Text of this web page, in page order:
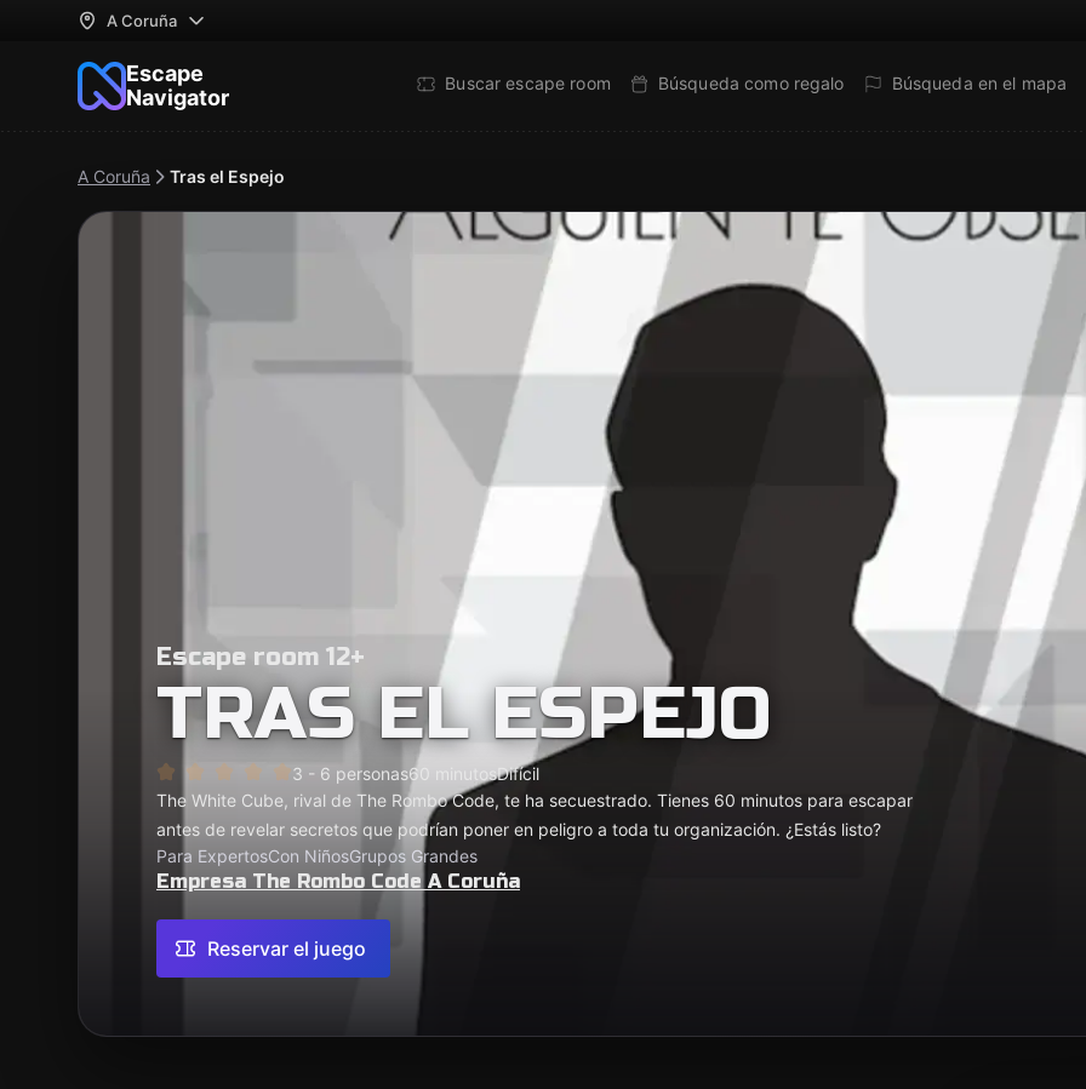
A Coruña
Escape
Navigator
Buscar escape room Búsqueda como regalo Búsqueda en el mapa
A Coruña Tras el Espejo
Escape room 12+
TRAS EL ESPEJO
3 - 6 personas60 minutosDifícil
The White Cube, rival de The Rombo Code, te ha secuestrado. Tienes 60 minutos para escapar
antes de revelar secretos que podrían poner en peligro a toda tu organización. ¿Estás listo?
Para ExpertosCon NiñosGrupos Grandes
Empresa The Rombo Code A Coruña
Reservar el juego